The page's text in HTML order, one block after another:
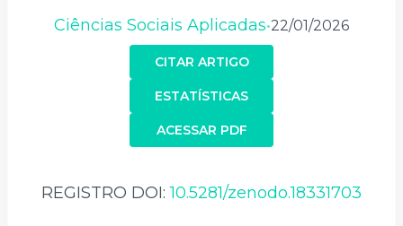
Ciências Sociais Aplicadas•22/01/2026
CITAR ARTIGO
ACESSAR PDF
ESTATÍSTICAS
REGISTRO DOI:10.5281/zenodo.18331703